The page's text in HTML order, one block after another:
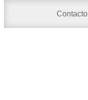
Contacto